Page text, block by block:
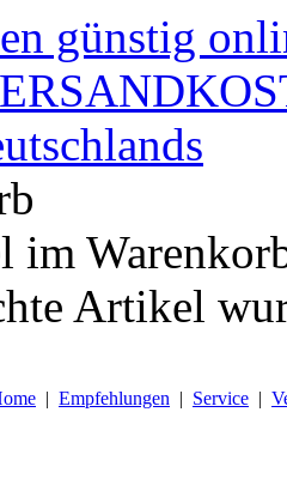
im
Artikel
| Empfehlungen | Service |